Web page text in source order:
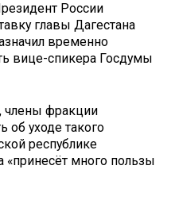
России
главы Дагестана
временно
вице-спикера Госдумы
члены фракции
об уходе такого
республике
много пользы